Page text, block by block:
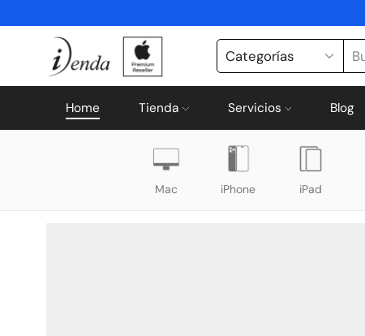
Home Tienda Servicios Blog
Mac iPhone iPad